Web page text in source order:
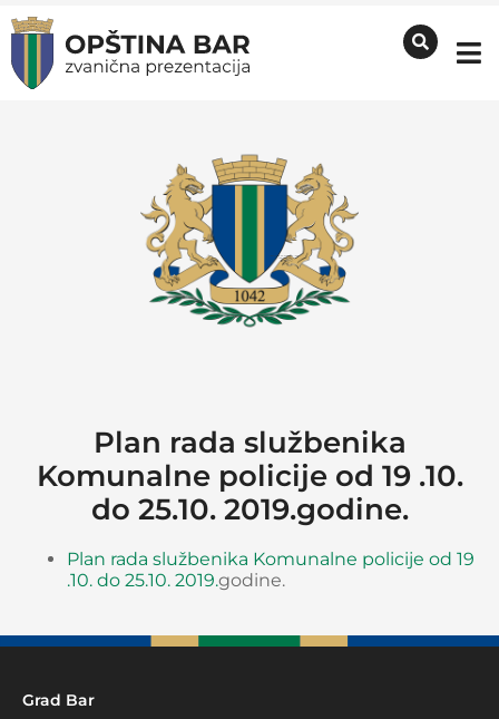
Plan rada službenika
Komunalne policije od 19 .10.
do 25.10. 2019.godine.
Plan rada službenika Komunalne policije od 19
.10. do 25.10. 2019.godine.
Grad Bar